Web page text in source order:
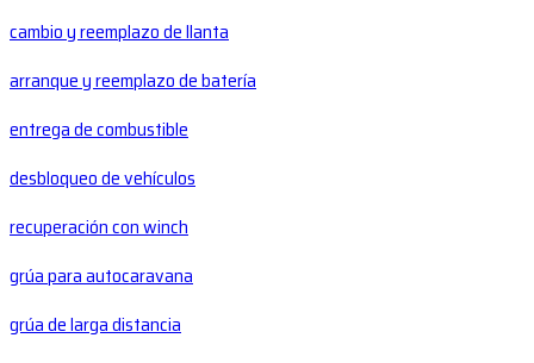
cambio y reemplazo de llanta
arranque y reemplazo de batería
entrega de combustible
desbloqueo de vehículos
recuperación con winch
grúa para autocaravana
grúa de larga distancia